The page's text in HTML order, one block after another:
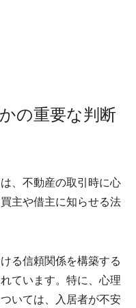
の重要な判断
、 不動産の取引時に心
主や借主に知らせる法
る信頼関係を構築する
ています。特に、心理
いては、 入居者が不安